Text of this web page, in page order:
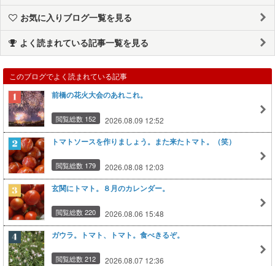
お気に入りブログ一覧を見る
よく読まれている記事一覧を見る
このブログでよく読まれている記事
前橋の花火大会のあれこれ。
閲覧総数 152 2026.08.09 12:52
トマトソースを作りましょう。また来たトマト。（笑）
閲覧総数 179 2026.08.08 12:03
玄関にトマト。８月のカレンダー。
閲覧総数 220 2026.08.06 15:48
ガウラ。トマト、トマト。食べきるぞ。
閲覧総数 212 2026.08.07 12:36